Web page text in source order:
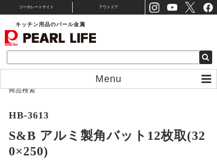
コーポレートサイト アウトドア
キッチン用品のパール金属
Menu
商品検索
HB-3613
S&B アルミ製角バット12枚取(32
0×250)